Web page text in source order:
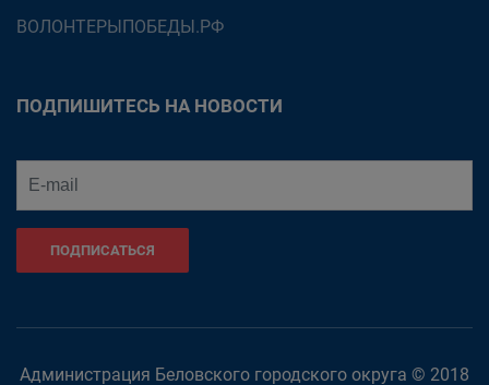
ВОЛОНТЕРЫПОБЕДЫ.РФ
ПОДПИШИТЕСЬ НА НОВОСТИ
ПОДПИСАТЬСЯ
Администрация Беловского городского округа © 2018